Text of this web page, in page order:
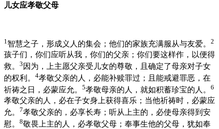
儿女应孝敬父母
1智慧之子，形成义人的集会；他们的家族充满服从与友爱。 2
孩子们，你们应听从我，你们的父亲；你们要这样作，以便得
救。 3 因为，上主愿父亲受儿女的尊敬，且确定了母亲对子女
的权利。 4孝敬父亲的人，必能补赎罪过；且能戒避罪恶，在
祈祷之日，必蒙应允。 5孝敬母亲的人，就如积蓄珍宝的人。 6
孝敬父亲的人，必在子女身上获得喜乐；当他祈祷时，必蒙应
允。 7孝敬父亲的，必享长寿；听从上主的，必使母亲得到安
慰。 8敬畏上主的人，必孝敬父母；奉事生他的父母，犹如奉